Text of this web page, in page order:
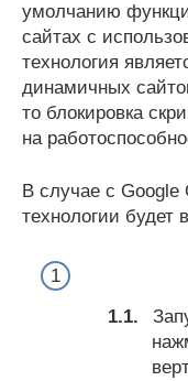
умолчанию
сайтах с
технология
динамичных
то блокировка
на
В случае с Google
технологии